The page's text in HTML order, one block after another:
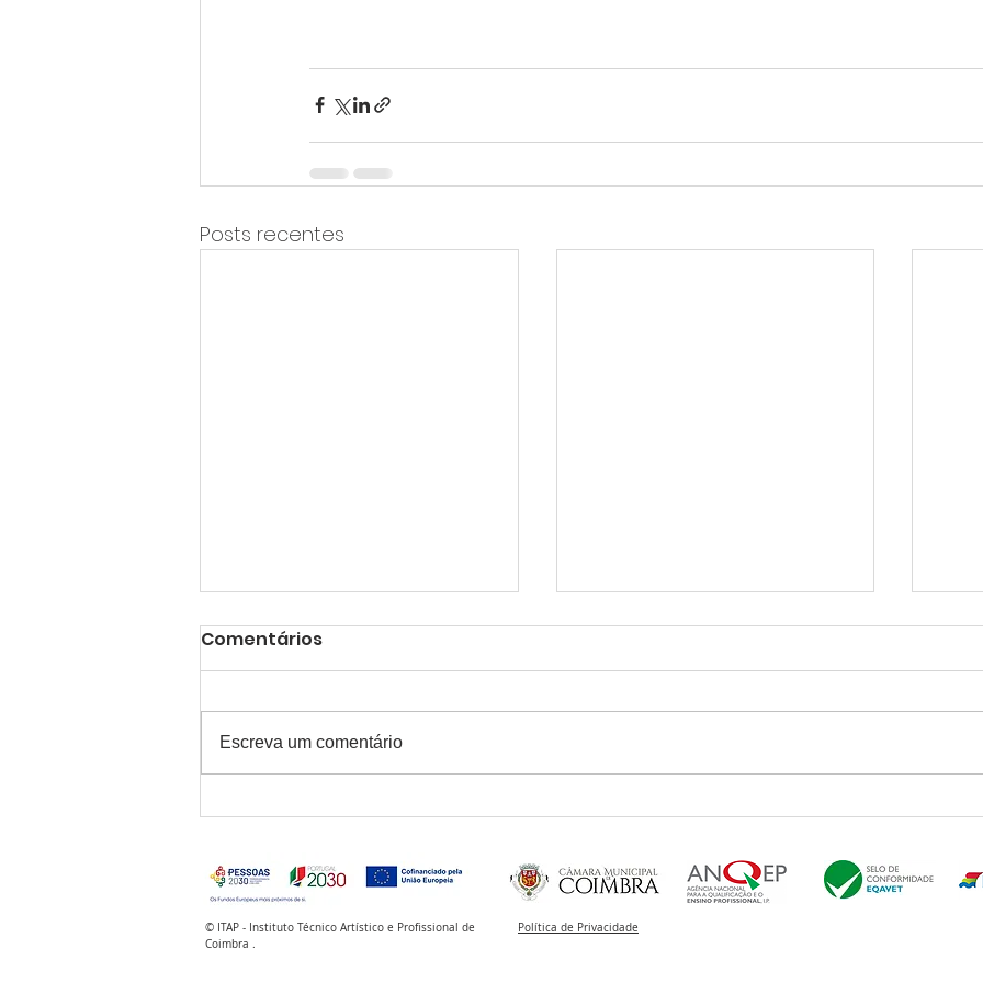
Posts recentes
Direto ao Trabalho:
ganham novo fôlego e já
ninguém lhes chama
'plano B'
Está na Hora de ser idoso
Comentários
Escreva um comentário
© ITAP - Instituto Técnico Artístico e Profissional de
Coimbra .
Política de Privacidade